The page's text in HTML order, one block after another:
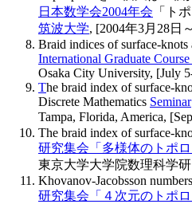
日本数学会2004年会 「ト
筑波大学, [2004年3月28日
Braid indices of surface-
International Graduate
Osaka City University, [July
The braid index of surface-
Discrete Mathematics Seminar
Tampa, Florida, America,
The braid index of surface-
研究集会「多様体のトポロ
東京大学大学院数理科学
Khovanov-Jacobsson
研究集会「４次元のトポロ